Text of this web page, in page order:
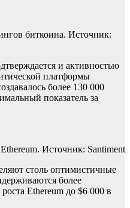
биткоина. Источник:
и активностью
платформы
более 130 000
показатель за
Источник: Santiment
столь оптимистичные
более
Ethereum до $6 000 в